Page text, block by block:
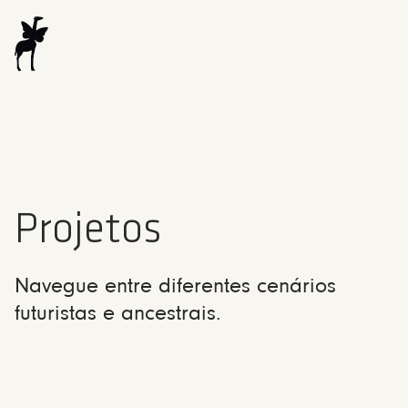
Projetos
Navegue entre diferentes cenários
futuristas e ancestrais.